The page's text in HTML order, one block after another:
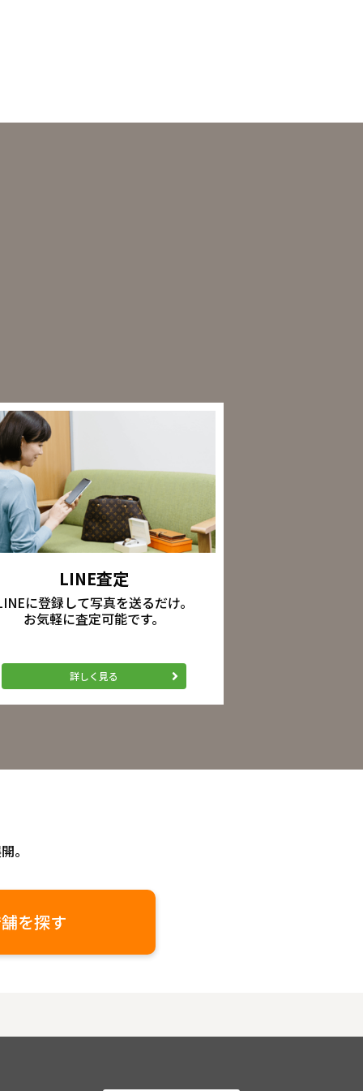
LINE査定
に登録して写真を送るだけ。
お気軽に査定可能です。
詳しく見る
。
を探す